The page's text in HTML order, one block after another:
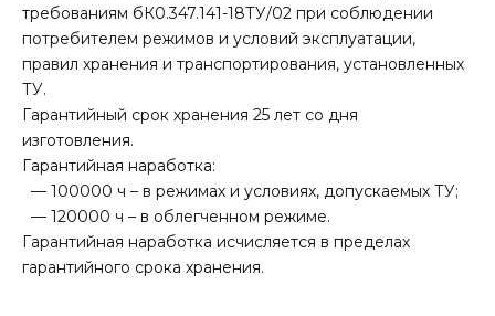
требованиям бК0.347.141-18ТУ/02 при соблюдении
потребителем режимов и условий эксплуатации,
правил хранения и транспортирования, установленных
ТУ.
Гарантийный срок хранения 25 лет со дня
изготовления.
Гарантийная наработка:
— 100000 ч – в режимах и условиях, допускаемых ТУ;
— 120000 ч – в облегченном режиме.
Гарантийная наработка исчисляется в пределах
гарантийного срока хранения.